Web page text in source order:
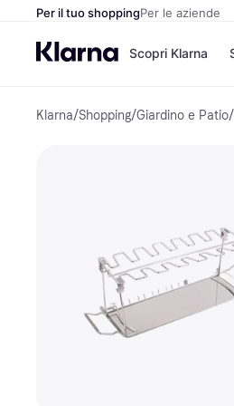
Per il tuo shoppingPer le aziende
Scopri Klarna
Klarna/Shopping/Giardino e Patio/